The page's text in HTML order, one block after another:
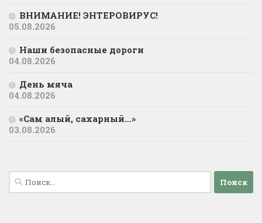
ВНИМАНИЕ! ЭНТЕРОВИРУС!
05.08.2026
Наши безопасные дороги
04.08.2026
День мяча
04.08.2026
«Сам алый, сахарный…»
03.08.2026
Найти: